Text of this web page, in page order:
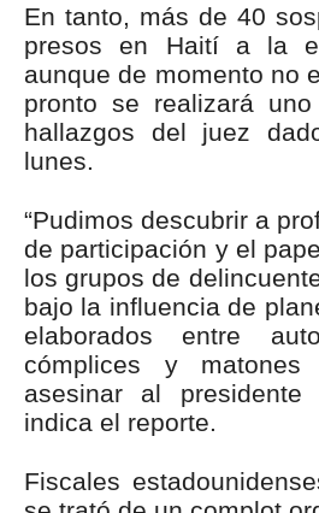
En tanto, más de 40
presos en Haití a la
aunque de momento no
pronto se realizará
hallazgos del juez
lunes.
“Pudimos descubrir a
de participación y el
los grupos de
bajo la influencia de
elaborados entre
cómplices y
asesinar al presidente
indica el reporte.
Fiscales